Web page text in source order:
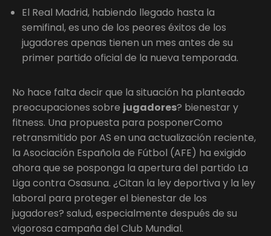
El Real Madrid, habiendo llegado hasta la
semifinal, es uno de los peores éxitos de los
jugadores apenas tienen un mes antes de su
primer partido oficial de la nueva temporada.
No hace falta decir que la situación ha planteado
preocupaciones sobre jugadores? bienestar y
fitness. Una propuesta para posponerComo
retransmitido por AS en una actualización reciente,
la Asociación Española de Fútbol (AFE) ha exigido
ahora que se posponga la apertura del partido La
Liga contra Osasuna. ¿Citan la ley deportiva y la ley
laboral para proteger el bienestar de los
jugadores? salud, especialmente después de su
vigorosa campaña del Club Mundial.